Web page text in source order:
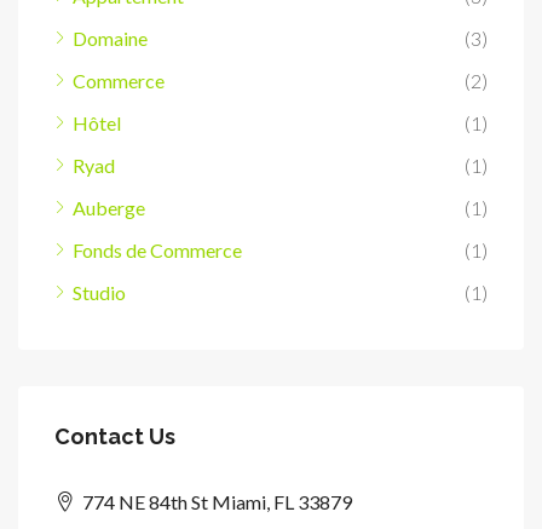
Domaine
(3)
Commerce
(2)
Hôtel
(1)
Ryad
(1)
Auberge
(1)
Fonds de Commerce
(1)
Studio
(1)
Contact Us
774 NE 84th St Miami, FL 33879